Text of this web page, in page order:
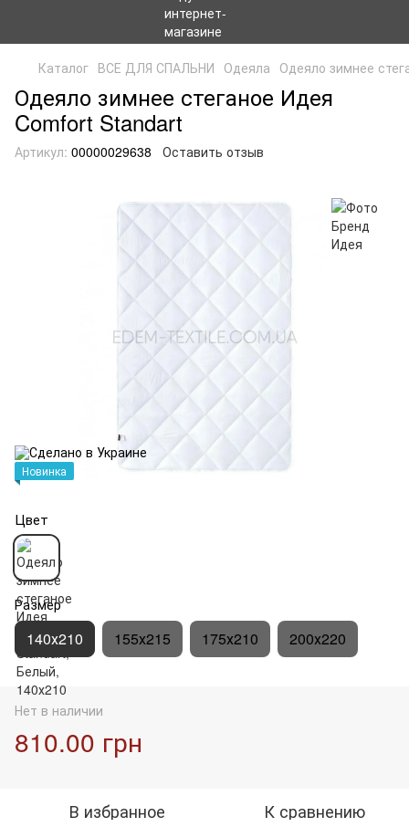
Каталог ВСЕ ДЛЯ СПАЛЬНИ Одеяла Одеяло зимнее
Одеяло зимнее стеганое Идея
Comfort Standart
Артикул: 00000029638 Оставить отзыв
Новинка
Цвет
Размер
140х210 155х215 175х210 200х220
Нет в наличии
810.00 грн
В избранное К сравнению